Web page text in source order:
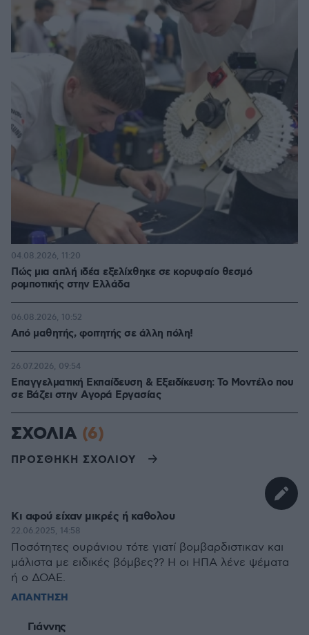
Πώς μια απλή ιδέα εξελίχθηκε σε κορυφαίο θεσμό
ρομποτικής στην Ελλάδα
04.08.2026, 11:20
Από μαθητής, φοιτητής σε άλλη πόλη!
06.08.2026, 10:52
Επαγγελματική Εκπαίδευση & Εξειδίκευση: Το Mοντέλο που
σε Bάζει στην Aγορά Eργασίας
26.07.2026, 09:54
ΣΧΟΛΙΑ (6)
ΠΡΟΣΘΗΚΗ ΣΧΟΛΙΟΥ
Κι αφού είχαν μικρές ή καθολου
22.06.2025, 14:58
Ποσότητες ουράνιου τότε γιατί βομβαρδιστικαν και
μάλιστα με ειδικές βόμβες?? Η οι ΗΠΑ λένε ψέματα
ή ο ΔΟΑΕ.
ΑΠΑΝΤΗΣΗ
Γιάννης